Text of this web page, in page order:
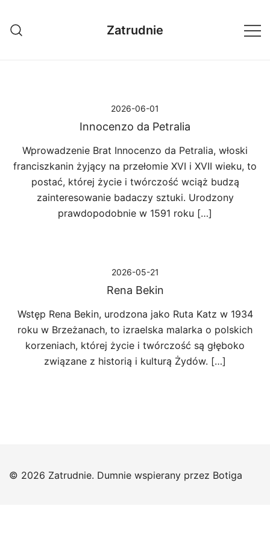
treści
Zatrudnie
2026-06-01
Innocenzo da Petralia
Wprowadzenie Brat Innocenzo da Petralia, włoski
franciszkanin żyjący na przełomie XVI i XVII wieku, to
postać, której życie i twórczość wciąż budzą
zainteresowanie badaczy sztuki. Urodzony
prawdopodobnie w 1591 roku […]
2026-05-21
Rena Bekin
Wstęp Rena Bekin, urodzona jako Ruta Katz w 1934
roku w Brzeżanach, to izraelska malarka o polskich
korzeniach, której życie i twórczość są głęboko
związane z historią i kulturą Żydów. […]
© 2026 Zatrudnie. Dumnie wspierany przez Botiga